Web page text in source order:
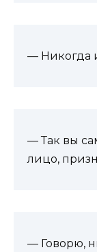
— Никогда
— Так вы
лицо,
— Говорю,